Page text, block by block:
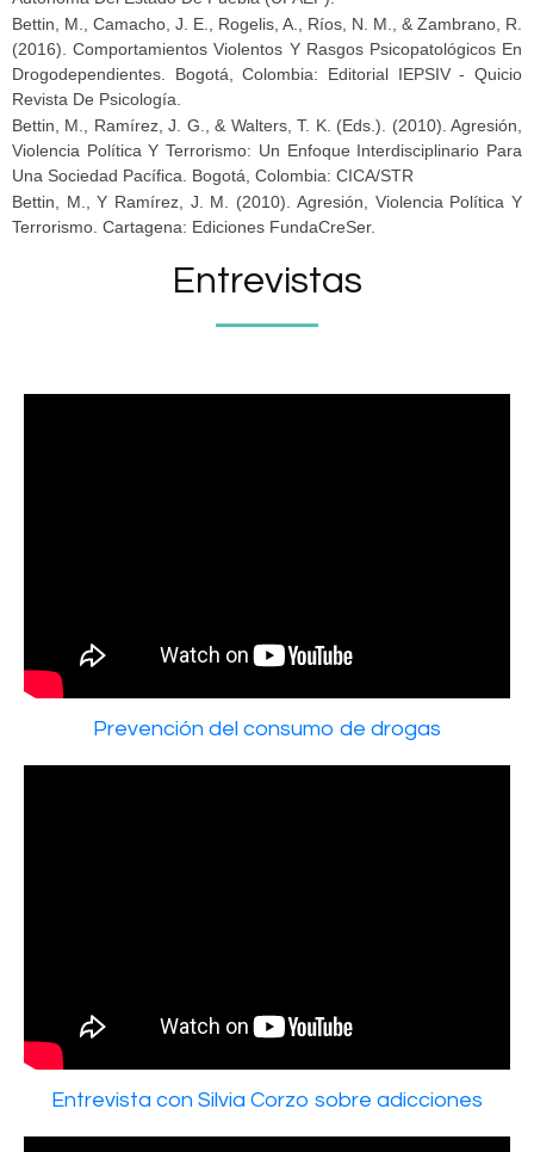
Bettin, M., Camacho, J. E., Rogelis, A., Ríos, N. M., & Zambrano, R.
(2016). Comportamientos Violentos Y Rasgos Psicopatológicos En
Drogodependientes. Bogotá, Colombia: Editorial IEPSIV - Quicio
Revista De Psicología.
Bettin, M., Ramírez, J. G., & Walters, T. K. (Eds.). (2010). Agresión,
Violencia Política Y Terrorismo: Un Enfoque Interdisciplinario Para
Una Sociedad Pacífica. Bogotá, Colombia: CICA/STR
Bettin, M., Y Ramírez, J. M. (2010). Agresión, Violencia Política Y
Terrorismo. Cartagena: Ediciones FundaCreSer.
Entrevistas
Prevención del consumo de drogas
Entrevista con Silvia Corzo sobre adicciones